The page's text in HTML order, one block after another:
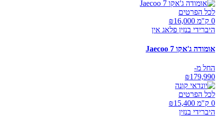
לכל הפרטים
0 ק"מ ₪
16,000
היברידי בנזין פלאג אין
אומודה ג'אקו Jaecoo 7
החל מ-
₪179,990
לכל הפרטים
0 ק"מ ₪
15,400
היברידי בנזין